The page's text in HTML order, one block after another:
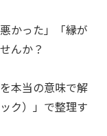
かった」「縁が
んか？
本当の意味で解
ク）」で整理す